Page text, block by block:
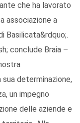
che ha lavorato
associazione a
Basilicata&rdquo;.
conclude Braia –
determinazione,
un impegno
delle aziende e